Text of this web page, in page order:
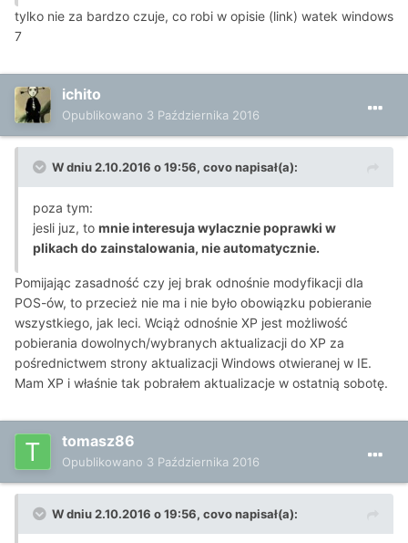
tylko nie za bardzo czuje, co robi w opisie (link) watek windows
7
ichito
Opublikowano 3 Października 2016
W dniu 2.10.2016 o 19:56, covo napisał(a):
poza tym:
jesli juz, to mnie interesuja wylacznie poprawki w
plikach do zainstalowania, nie automatycznie.
Pomijając zasadność czy jej brak odnośnie modyfikacji dla
POS-ów, to przecież nie ma i nie było obowiązku pobieranie
wszystkiego, jak leci. Wciąż odnośnie XP jest możliwość
pobierania dowolnych/wybranych aktualizacji do XP za
pośrednictwem strony aktualizacji Windows otwieranej w IE.
Mam XP i właśnie tak pobrałem aktualizacje w ostatnią sobotę.
tomasz86
Opublikowano 3 Października 2016
W dniu 2.10.2016 o 19:56, covo napisał(a):